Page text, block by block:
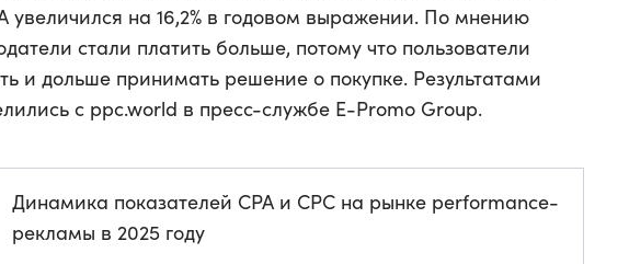
увеличился на 16,2% в годовом выражении. По мнению
стали платить больше, потому что пользователи
и дольше принимать решение о покупке. Результатами
с ppc.world в пресс-службе E-Promo Group.
Динамика показателей CPA и CPC на рынке performance-
рекламы в 2025 году